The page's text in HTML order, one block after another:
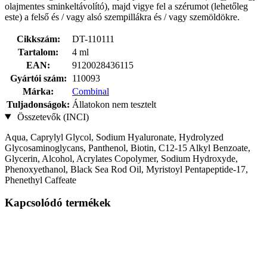
olajmentes sminkeltávolító), majd vigye fel a szérumot (lehetőleg
este) a felső és / vagy alsó szempillákra és / vagy szemöldökre.
Cikkszám:
DT-110111
Tartalom:
4 ml
EAN:
9120028436115
Gyártói szám:
110093
Márka:
Combinal
Tuljadonságok: Állatokon nem tesztelt
Összetevők (INCI)
Aqua, Caprylyl Glycol, Sodium Hyaluronate, Hydrolyzed
Glycosaminoglycans, Panthenol, Biotin, C12-15 Alkyl Benzoate,
Glycerin, Alcohol, Acrylates Copolymer, Sodium Hydroxyde,
Phenoxyethanol, Black Sea Rod Oil, Myristoyl Pentapeptide-17,
Phenethyl Caffeate
Kapcsolódó termékek